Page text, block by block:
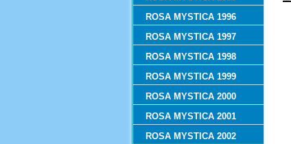
ROSA MYSTICA 1996
ROSA MYSTICA 1997
ROSA MYSTICA 1998
ROSA MYSTICA 1999
ROSA MYSTICA 2000
ROSA MYSTICA 2001
ROSA MYSTICA 2002